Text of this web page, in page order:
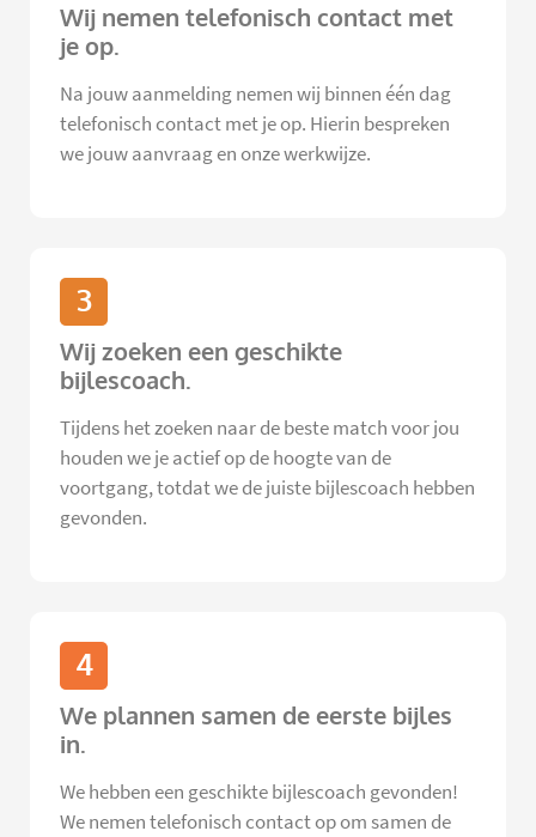
Wij nemen telefonisch contact met
je op.
Na jouw aanmelding nemen wij binnen één dag
telefonisch contact met je op. Hierin bespreken
we jouw aanvraag en onze werkwijze.
3
Wij zoeken een geschikte
bijlescoach.
Tijdens het zoeken naar de beste match voor jou
houden we je actief op de hoogte van de
voortgang, totdat we de juiste bijlescoach hebben
gevonden.
4
We plannen samen de eerste bijles
in.
We hebben een geschikte bijlescoach gevonden!
We nemen telefonisch contact op om samen de